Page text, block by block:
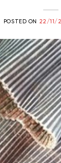
POSTED ON 22/11/